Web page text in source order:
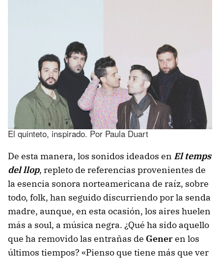
El quinteto, inspirado. Por Paula Duart
De esta manera, los sonidos ideados en El temps
del llop, repleto de referencias provenientes de
la esencia sonora norteamericana de raíz, sobre
todo, folk, han seguido discurriendo por la senda
madre, aunque, en esta ocasión, los aires huelen
más a soul, a música negra. ¿Qué ha sido aquello
que ha removido las entrañas de Generen los
últimos tiempos? «Pienso que tiene más que ver